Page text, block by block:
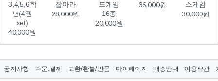
3,4,5,6학
년(4권
set)
40,000원
잡아라
28,000원
드게임
16종
20,000원
35,000원
스게임
30,000원
공지사항 주문.결제 교환/환불/반품 마이페이지 배송안내 이용약관